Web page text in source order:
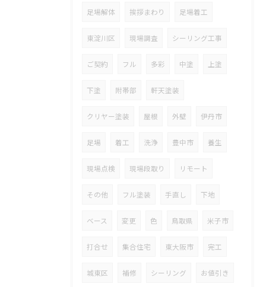
足場解体 挨拶まわり 足場着工
東淀川区 現場調査 シーリング工事
ご契約 フル 多彩 中塗 上塗
下塗 附帯部 軒天塗装
クリヤー塗装 屋根 外壁 伊丹市
足場 着工 洗浄 豊中市 養生
現場点検 現場段取り リモート
その他 フル塗装 手直し 下地
ベース 変更 色 鳥取県 米子市
打合せ 集合住宅 東大阪市 完工
城東区 補修 シーリング お値引き